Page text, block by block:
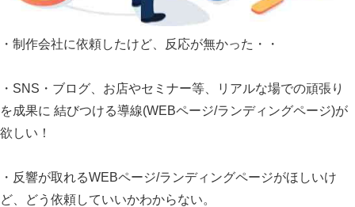
・制作会社に依頼したけど、反応が無かった・・
・SNS・ブログ、お店やセミナー等、リアルな場での頑張り
を成果に 結びつける導線(WEBページ/ランディングページ)が
欲しい！
・反響が取れるWEBページ/ランディングページがほしいけ
ど、どう依頼していいかわからない。